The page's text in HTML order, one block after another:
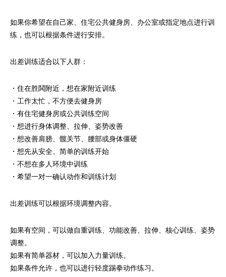
如果你希望在自己家、住宅公共健身房、办公室或指定地点进行训
练，也可以根据条件进行安排。
出差训练适合以下人群：
・住在胜鬨附近，想在家附近训练
・工作太忙，不方便去健身房
・有住宅健身房或公共训练空间
・想进行身体调整、拉伸、姿势改善
・想改善肩膀、髋关节、腰部或身体僵硬
・想先从安全、简单的训练开始
・不想在多人环境中训练
・希望一对一确认动作和训练计划
出差训练可以根据环境调整内容。
如果有空间，可以做自重训练、功能改善、拉伸、核心训练、姿势
调整。
如果有简单器材，可以加入力量训练。
如果条件允许，也可以进行轻度踢拳动作练习。